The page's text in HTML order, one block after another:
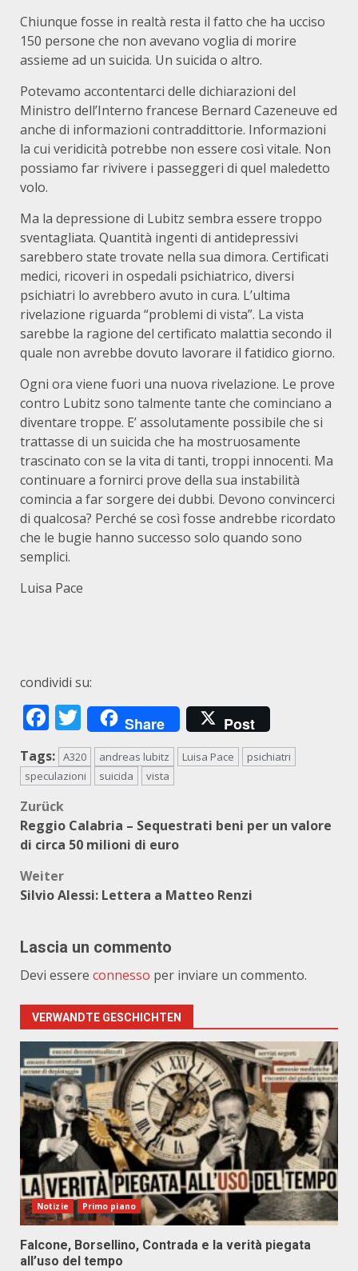
Chiunque fosse in realtà resta il fatto che ha ucciso
150 persone che non avevano voglia di morire
assieme ad un suicida. Un suicida o altro.
Potevamo accontentarci delle dichiarazioni del
Ministro dell’Interno francese Bernard Cazeneuve ed
anche di informazioni contraddittorie. Informazioni
la cui veridicità potrebbe non essere così vitale. Non
possiamo far rivivere i passeggeri di quel maledetto
volo.
Ma la depressione di Lubitz sembra essere troppo
sventagliata. Quantità ingenti di antidepressivi
sarebbero state trovate nella sua dimora. Certificati
medici, ricoveri in ospedali psichiatrico, diversi
psichiatri lo avrebbero avuto in cura. L’ultima
rivelazione riguarda “problemi di vista”. La vista
sarebbe la ragione del certificato malattia secondo il
quale non avrebbe dovuto lavorare il fatidico giorno.
Ogni ora viene fuori una nuova rivelazione. Le prove
contro Lubitz sono talmente tante che cominciano a
diventare troppe. E’ assolutamente possibile che si
trattasse di un suicida che ha mostruosamente
trascinato con se la vita di tanti, troppi innocenti. Ma
continuare a fornirci prove della sua instabilità
comincia a far sorgere dei dubbi. Devono convincerci
di qualcosa? Perché se così fosse andrebbe ricordato
che le bugie hanno successo solo quando sono
semplici.
Luisa Pace
condividi su:
Facebook
Twitter
Share Post
Tags: A320 andreas lubitz Luisa Pace
psichiatri
speculazioni
suicida vista
Beitragsnavigation
Zurück
Reggio Calabria – Sequestrati beni per un valore
di circa 50 milioni di euro
Weiter
Silvio Alessi: Lettera a Matteo Renzi
Lascia un commento
Devi essere connesso per inviare un commento.
VERWANDTE GESCHICHTEN
Notizie Primo piano
Falcone, Borsellino, Contrada e la verità piegata
all’uso del tempo